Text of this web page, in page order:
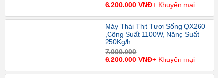
6.200.000 VNĐ+ Khuyến mại
Máy Thái Thịt Tươi Sống QX260
,Công Suất 1100W, Năng Suất
250Kg/h
7.000.000
6.200.000 VNĐ+ Khuyến mại